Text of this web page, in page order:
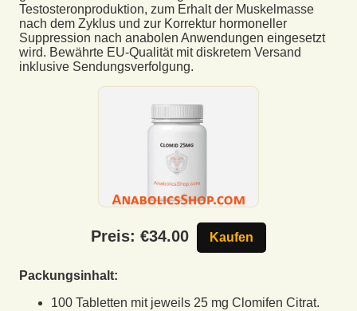
Testosteronproduktion, zum Erhalt der Muskelmasse
nach dem Zyklus und zur Korrektur hormoneller
Suppression nach anabolen Anwendungen eingesetzt
wird. Bewährte EU-Qualität mit diskretem Versand
inklusive Sendungsverfolgung.
Preis: €34.00 Kaufen
Packungsinhalt:
100 Tabletten mit jeweils 25 mg Clomifen Citrat.